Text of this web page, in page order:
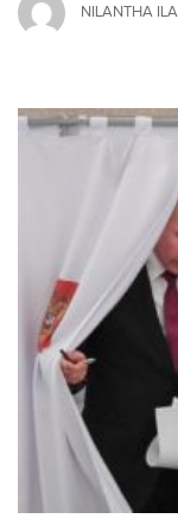
NILANTHA